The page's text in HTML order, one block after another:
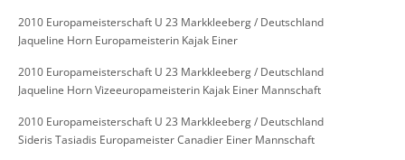
2010 Europameisterschaft U 23 Markkleeberg / Deutschland
Jaqueline Horn Europameisterin Kajak Einer
2010 Europameisterschaft U 23 Markkleeberg / Deutschland
Jaqueline Horn Vizeeuropameisterin Kajak Einer Mannschaft
2010 Europameisterschaft U 23 Markkleeberg / Deutschland
Sideris Tasiadis Europameister Canadier Einer Mannschaft